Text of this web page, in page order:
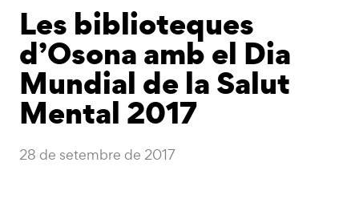
Les biblioteques
d’Osona amb el Dia
Mundial de la Salut
Mental 2017
28 de setembre de 2017